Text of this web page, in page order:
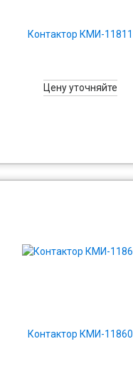
Контактор КМИ-11811
Цену уточняйте
Контактор КМИ-11860